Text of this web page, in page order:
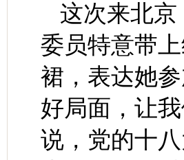
这次来北京
委员特意带
裙，表达她
好局面，让
说，党的十